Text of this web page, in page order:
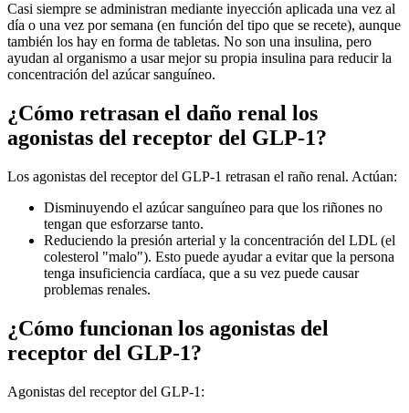
Casi siempre se administran mediante inyección aplicada una vez al
día o una vez por semana (en función del tipo que se recete), aunque
también los hay en forma de tabletas. No son una insulina, pero
ayudan al organismo a usar mejor su propia insulina para reducir la
concentración del azúcar sanguíneo.
¿Cómo retrasan el daño renal los
agonistas del receptor del GLP-1?
Los agonistas del receptor del GLP-1 retrasan el raño renal. Actúan:
Disminuyendo el azúcar sanguíneo para que los riñones no
tengan que esforzarse tanto.
Reduciendo la presión arterial y la concentración del LDL (el
colesterol "malo"). Esto puede ayudar a evitar que la persona
tenga insuficiencia cardíaca, que a su vez puede causar
problemas renales.
¿Cómo funcionan los agonistas del
receptor del GLP-1?
Agonistas del receptor del GLP-1: